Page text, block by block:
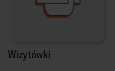
Wizytówki